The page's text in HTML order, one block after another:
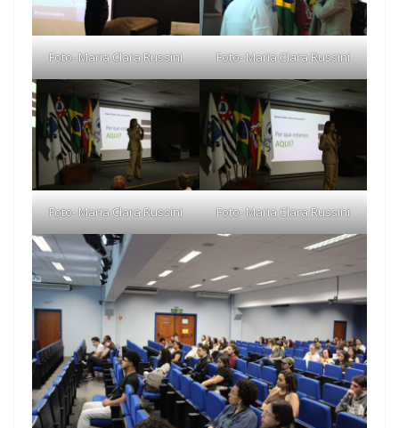
Foto- Maria Clara Russini Foto- Maria Clara Russini
Foto- Maria Clara Russini Foto- Maria Clara Russini